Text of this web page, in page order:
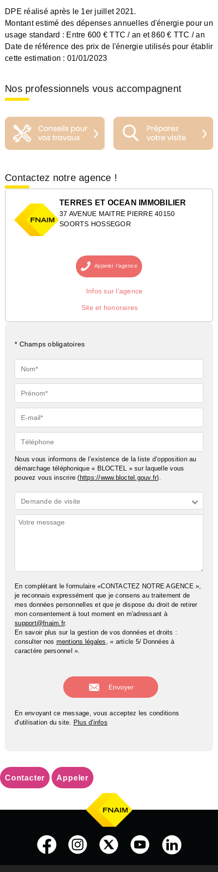
DPE réalisé après le 1er juillet 2021.
Montant estimé des dépenses annuelles d'énergie pour un
usage standard : Entre 600 € TTC / an et 860 € TTC / an
Date de référence des prix de l'énergie utilisés pour établir
cette estimation : 01/01/2023
Nos professionnels vous accompagnent
Contactez notre agence !
TERRES ET OCEAN IMMOBILIER
37 AVENUE MAITRE PIERRE 40150
SOORTS HOSSEGOR
Appeler l’agence
Infos sur l’agence
Site et honoraires
* Champs obligatoires
Nom*
Prénom*
E-
mail*
Téléphone
Nous vous informons de l’existence de la liste d’opposition au
démarchage téléphonique « BLOCTEL » sur laquelle vous
pouvez vous inscrire ( https://www.bloctel.gouv.fr).
Demande
*
Demande de visite
Commentaires
En complétant le formulaire «CONTACTEZ NOTRE AGENCE »,
je reconnais expressément que je consens au traitement de
mes données personnelles et que je dispose du droit de retirer
mon consentement à tout moment en m'adressant à
support@fnaim.fr.
En savoir plus sur la gestion de vos données et droits :
consulter nos mentions légales , « article 5/ Données à
caractère personnel ».
En envoyant ce message, vous acceptez les conditions
d'utilisation du site. Plus d'infos
Contacter Appeler